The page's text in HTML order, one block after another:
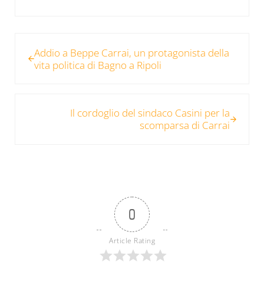
Addio a Beppe Carrai, un protagonista della
vita politica di Bagno a Ripoli
Il cordoglio del sindaco Casini per la
scomparsa di Carrai
0
Article Rating